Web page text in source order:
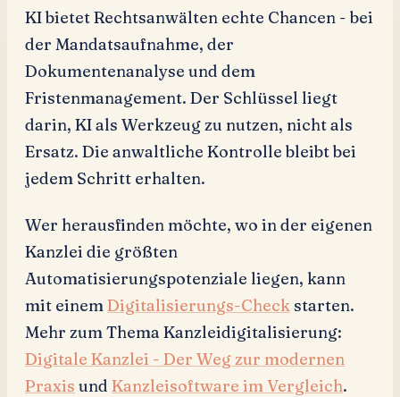
KI bietet Rechtsanwälten echte Chancen - bei
der Mandatsaufnahme, der
Dokumentenanalyse und dem
Fristenmanagement. Der Schlüssel liegt
darin, KI als Werkzeug zu nutzen, nicht als
Ersatz. Die anwaltliche Kontrolle bleibt bei
jedem Schritt erhalten.
Wer herausfinden möchte, wo in der eigenen
Kanzlei die größten
Automatisierungspotenziale liegen, kann
mit einemDigitalisierungs-Checkstarten.
Mehr zum Thema Kanzleidigitalisierung:
Digitale Kanzlei - Der Weg zur modernen
Praxis und Kanzleisoftware im Vergleich.